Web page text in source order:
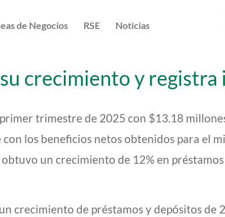
de Negocios RSE Noticias
crecimiento y
trimestre de 2025 con $13.18
los beneficios netos obtenidos para el
un crecimiento de 12% en
crecimiento de préstamos y depósitos de